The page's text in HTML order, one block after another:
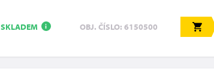
SKLADEM i OBJ. ČÍSLO: 6150500